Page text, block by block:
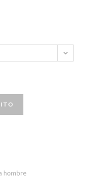
hombre